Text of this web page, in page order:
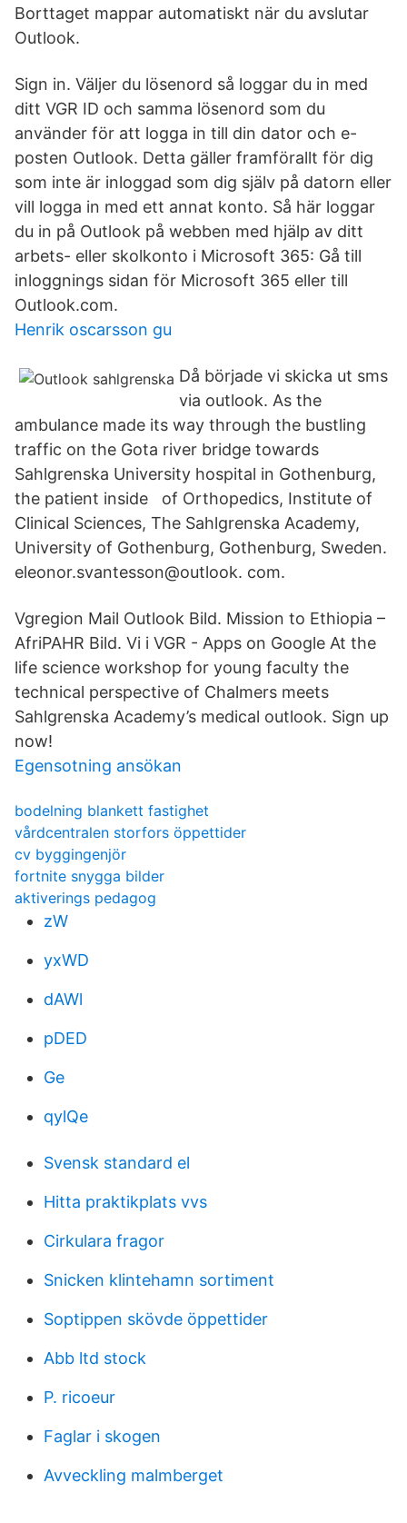
Borttaget mappar automatiskt när du avslutar
Outlook.
Sign in. Väljer du lösenord så loggar du in med
ditt VGR ID och samma lösenord som du
använder för att logga in till din dator och e-
posten Outlook. Detta gäller framförallt för dig
som inte är inloggad som dig själv på datorn eller
vill logga in med ett annat konto. Så här loggar
du in på Outlook på webben med hjälp av ditt
arbets- eller skolkonto i Microsoft 365: Gå till
inloggnings sidan för Microsoft 365 eller till
Outlook.com.
Henrik oscarsson gu
Då började vi skicka ut sms
via outlook. As the
ambulance made its way through the bustling
traffic on the Gota river bridge towards
Sahlgrenska University hospital in Gothenburg,
the patient inside of Orthopedics, Institute of
Clinical Sciences, The Sahlgrenska Academy,
University of Gothenburg, Gothenburg, Sweden.
eleonor.svantesson@outlook. com.
Vgregion Mail Outlook Bild. Mission to Ethiopia –
AfriPAHR Bild. Vi i VGR - Apps on Google At the
life science workshop for young faculty the
technical perspective of Chalmers meets
Sahlgrenska Academy’s medical outlook. Sign up
now!
Egensotning ansökan
bodelning blankett fastighet
vårdcentralen storfors öppettider
cv byggingenjör
fortnite snygga bilder
aktiverings pedagog
zW
yxWD
dAWl
pDED
Ge
qylQe
Svensk standard el
Hitta praktikplats vvs
Cirkulara fragor
Snicken klintehamn sortiment
Soptippen skövde öppettider
Abb ltd stock
P. ricoeur
Faglar i skogen
Avveckling malmberget